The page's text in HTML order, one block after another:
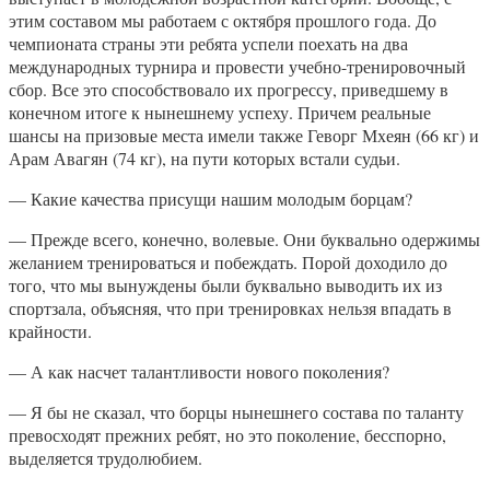
этим составом мы работаем с октября прошлого года. До
чемпионата страны эти ребята успели поехать на два
международных турнира и провести учебно-тренировочный
сбор. Все это способствовало их прогрессу, приведшему в
конечном итоге к нынешнему успеху. Причем реальные
шансы на призовые места имели также Геворг Мхеян (66 кг) и
Арам Авагян (74 кг), на пути которых встали судьи.
— Какие качества присущи нашим молодым борцам?
— Прежде всего, конечно, волевые. Они буквально одержимы
желанием тренироваться и побеждать. Порой доходило до
того, что мы вынуждены были буквально выводить их из
спортзала, объясняя, что при тренировках нельзя впадать в
крайности.
— А как насчет талантливости нового поколения?
— Я бы не сказал, что борцы нынешнего состава по таланту
превосходят прежних ребят, но это поколение, бесспорно,
выделяется трудолюбием.